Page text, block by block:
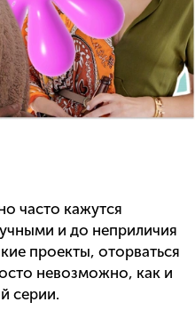
часто кажутся
и до неприличия
проекты, оторваться
невозможно, как и
серии.